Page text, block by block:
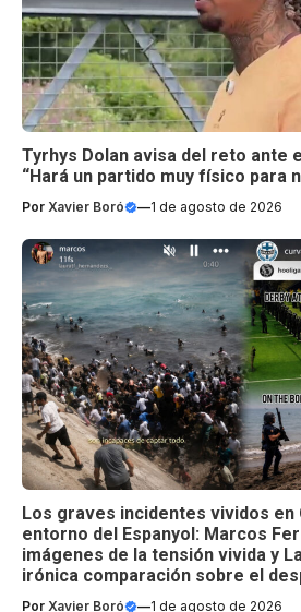
Tyrhys Dolan avisa del reto ante
“Hará un partido muy físico para
Por Xavier Boró —1 de agosto de 2026
Los graves incidentes vividos en
entorno del Espanyol: Marcos
imágenes de la tensión vivida y
irónica comparación sobre el
Por Xavier Boró —1 de agosto de 2026